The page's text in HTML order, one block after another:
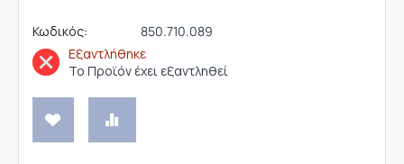
Κωδικός:
850.710.089
Εξαντλήθηκε
Το Προϊόν έχει εξαντληθεί